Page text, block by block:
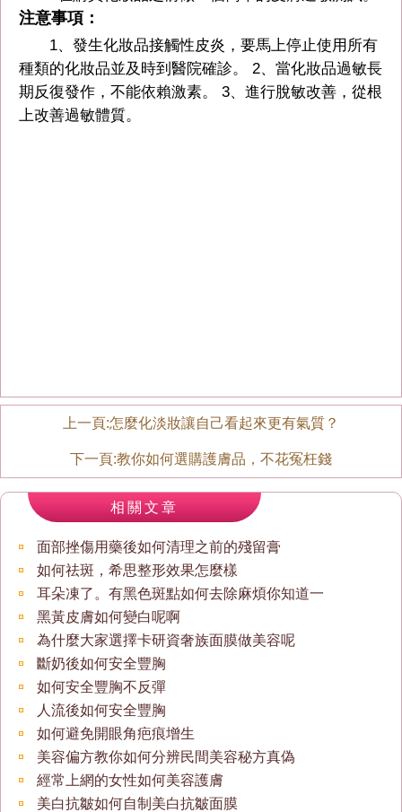
注意事項：
1、發生化妝品接觸性皮炎，要馬上停止使用所有
種類的化妝品並及時到醫院確診。 2、當化妝品過敏長
期反復發作，不能依賴激素。 3、進行脫敏改善，從根
上改善過敏體質。
上一頁:怎麼化淡妝讓自己看起來更有氣質？
下一頁:教你如何選購護膚品，不花冤枉錢
相關文章
面部挫傷用藥後如何清理之前的殘留膏
如何祛斑，希思整形效果怎麼樣
耳朵凍了。有黑色斑點如何去除麻煩你知道一
黑黃皮膚如何變白呢啊
為什麼大家選擇卡研資奢族面膜做美容呢
斷奶後如何安全豐胸
如何安全豐胸不反彈
人流後如何安全豐胸
如何避免開眼角疤痕增生
美容偏方教你如何分辨民間美容秘方真偽
經常上網的女性如何美容護膚
美白抗皺如何自制美白抗皺面膜